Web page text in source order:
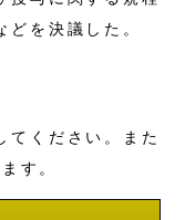
を決議した。
てください。また
す。